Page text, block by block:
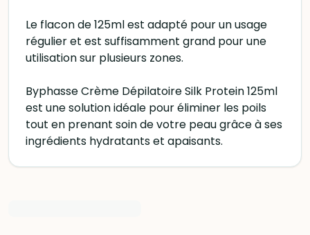
Le flacon de 125ml est adapté pour un usage
régulier et est suffisamment grand pour une
utilisation sur plusieurs zones.
Byphasse Crème Dépilatoire Silk Protein 125ml
est une solution idéale pour éliminer les poils
tout en prenant soin de votre peau grâce à ses
ingrédients hydratants et apaisants.